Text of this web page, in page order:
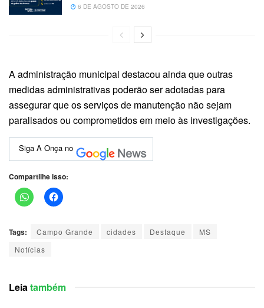
6 DE AGOSTO DE 2026
A administração municipal destacou ainda que outras
medidas administrativas poderão ser adotadas para
assegurar que os serviços de manutenção não sejam
paralisados ou comprometidos em meio às investigações.
Siga A Onça no
Compartilhe isso:
Tags: Campo Grande cidades Destaque
MS
Notícias
Leiatambém